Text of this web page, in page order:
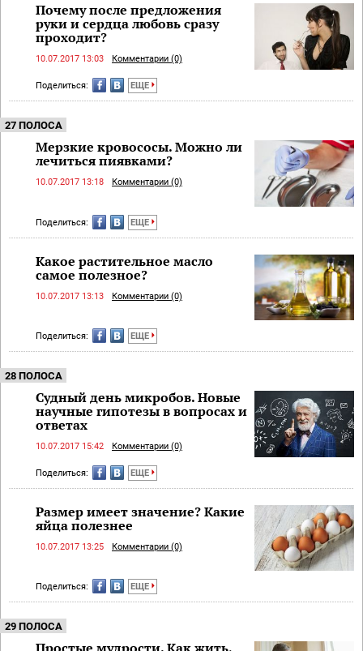
Почему после предложения
руки и сердца любовь сразу
проходит?
10.07.2017 13:03 Комментарии (0)
Поделиться: ЕЩЕ
27 ПОЛОСА
Мерзкие кровососы. Можно ли
лечиться пиявками?
10.07.2017 13:18 Комментарии (0)
Поделиться: ЕЩЕ
Какое растительное масло
самое полезное?
10.07.2017 13:13 Комментарии (0)
Поделиться: ЕЩЕ
28 ПОЛОСА
Судный день микробов. Новые
научные гипотезы в вопросах и
ответах
10.07.2017 15:42 Комментарии (0)
Поделиться: ЕЩЕ
Размер имеет значение? Какие
яйца полезнее
10.07.2017 13:25 Комментарии (0)
Поделиться: ЕЩЕ
29 ПОЛОСА